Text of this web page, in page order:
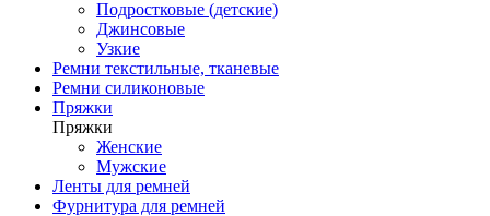
Подростковые (детские)
Джинсовые
Узкие
Ремни текстильные, тканевые
Ремни силиконовые
Пряжки
Пряжки
Женские
Мужские
Ленты для ремней
Фурнитура для ремней